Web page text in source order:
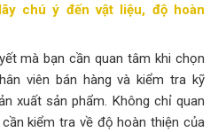
chú ý đến vật liệu, độ hoàn
mà bạn cần quan tâm khi chọn
viên bán hàng và kiểm tra kỹ
xuất sản phẩm. Không chỉ quan
kiểm tra về độ hoàn thiện của